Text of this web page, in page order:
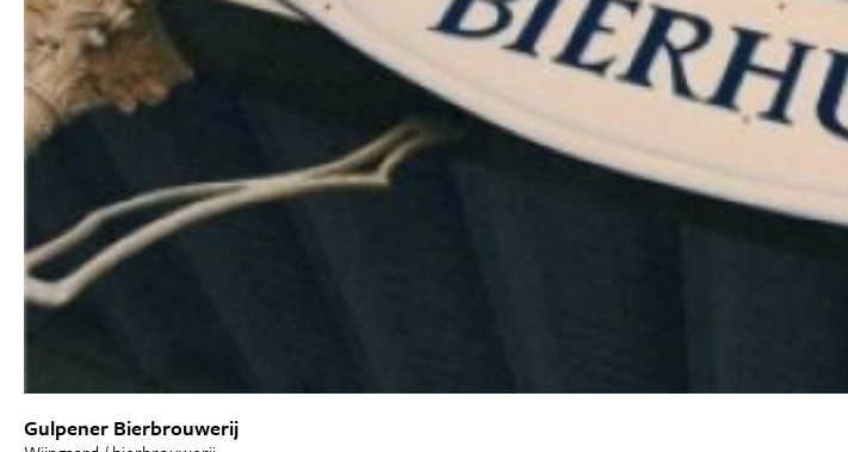
Gulpener Bierbrouwerij